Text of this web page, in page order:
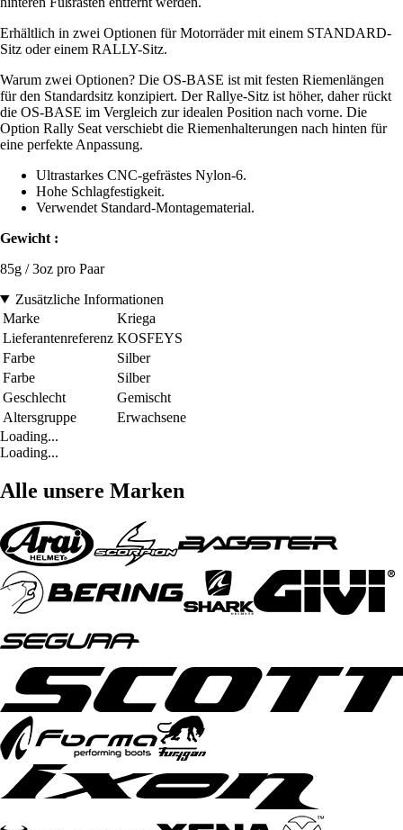
Erhältlich in zwei Optionen für Motorräder mit einem STANDARD-
Sitz oder einem RALLY-Sitz.
Warum zwei Optionen? Die OS-BASE ist mit festen Riemenlängen
für den Standardsitz konzipiert. Der Rallye-Sitz ist höher, daher rückt
die OS-BASE im Vergleich zur idealen Position nach vorne. Die
Option Rally Seat verschiebt die Riemenhalterungen nach hinten für
eine perfekte Anpassung.
Ultrastarkes CNC-gefrästes Nylon-6.
Hohe Schlagfestigkeit.
Verwendet Standard-Montagematerial.
Gewicht :
85g / 3oz pro Paar
Zusätzliche Informationen
Marke
Kriega
Lieferantenreferenz KOSFEYS
Farbe
Silber
Farbe
Silber
Geschlecht
Gemischt
Altersgruppe
Erwachsene
Loading...
Loading...
Alle unsere Marken